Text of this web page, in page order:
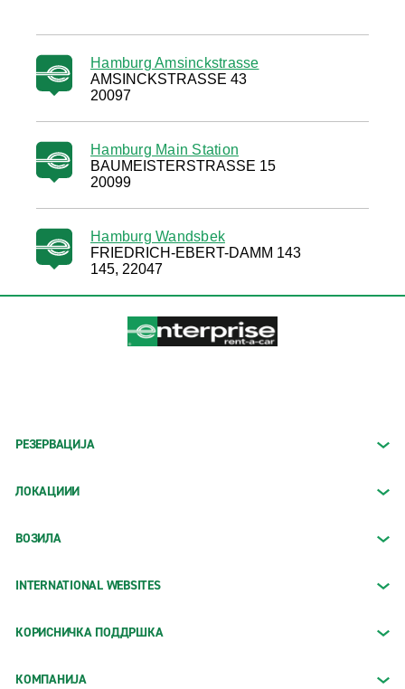
Hamburg Amsinckstrasse
AMSINCKSTRASSE 43
20097
Hamburg Main Station
BAUMEISTERSTRASSE 15
20099
Hamburg Wandsbek
FRIEDRICH-EBERT-DAMM 143
145, 22047
РЕЗЕРВАЦИЈА
ЛОКАЦИИИ
ВОЗИЛА
INTERNATIONAL WEBSITES
КОРИСНИЧКА ПОДДРШКА
КОМПАНИЈА